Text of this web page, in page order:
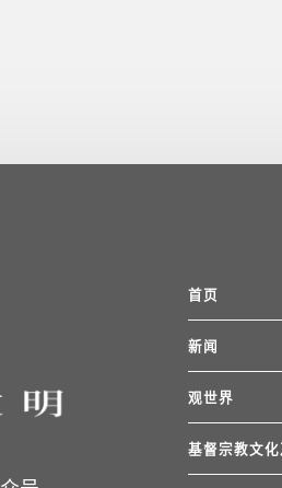
首页
新闻
观世界
基督宗教文